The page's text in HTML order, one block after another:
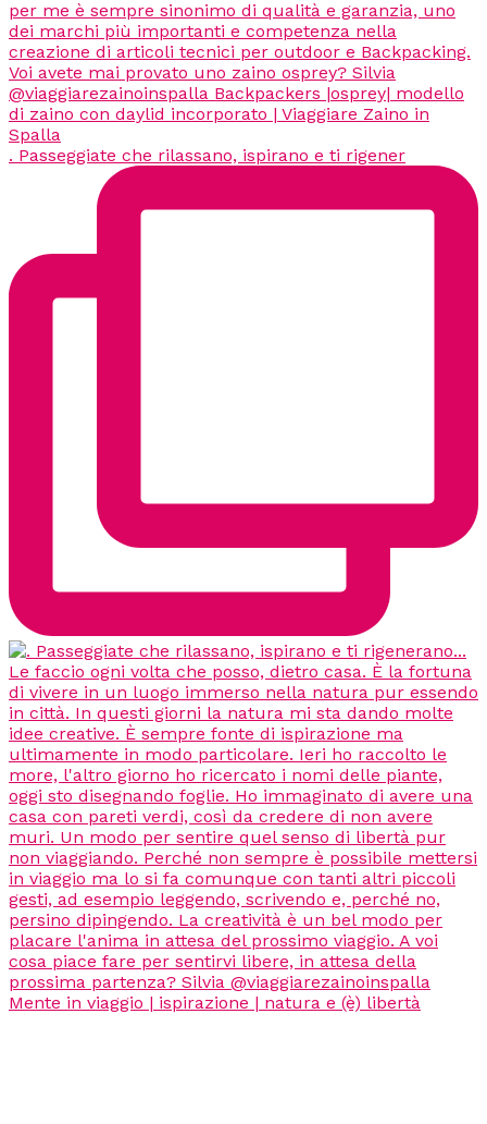
. Passeggiate che rilassano, ispirano e ti rigener